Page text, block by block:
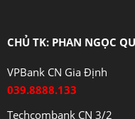
CHỦ TK: PHAN NGỌC
VPBank CN Gia Định
039.8888.133
Techcombank CN 3/2